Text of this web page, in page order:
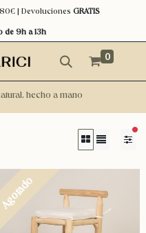
| Devoluciones GRATIS
de 9h a 13h
0
hecho a mano
Agotado